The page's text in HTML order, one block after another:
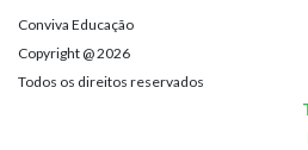
Conviva Educação
Copyright @ 2026
Todos os direitos reservados